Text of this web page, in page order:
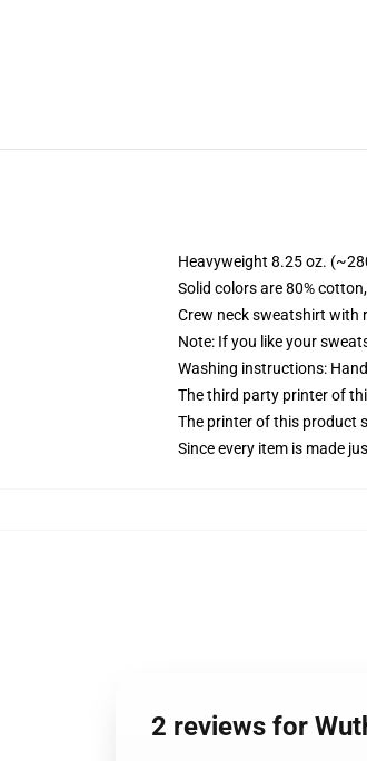
Heavyweight 8.25 oz.
Solid colors are 80%
Crew neck sweatshirt with
Note: If you like your
Washing instructions:
The third party printer of
The printer of this product
Since every item is made
2 reviews for